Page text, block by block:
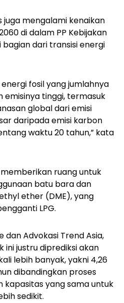
mengalami kenaikan
di dalam PP Kebijakan
bagian dari transisi energi
fosil yang jumlahnya
tinggi, termasuk
global dari emisi
daripada emisi karbon
waktu 20 tahun,” kata
ruang untuk
batu bara dan
ether (DME), yang
LPG.
dan Advokasi Trend Asia,
ini justru diprediksi akan
lebih banyak, yakni 4,26
dibandingkan proses
kapasitas yang sama untuk
sedikit.